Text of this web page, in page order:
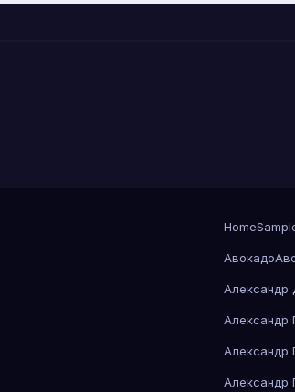
Home
Авокадо
Александр
Александр
Александр